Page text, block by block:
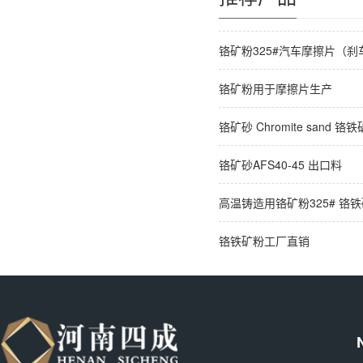
铬矿粉325#汽车摩擦片（刹
铬矿粉用于摩擦片生产
铬矿砂 Chromite sand 铬铁
铬矿砂AFS40-45 出口料
高温铸造用铬矿粉325# 铬
铬铁矿粉工厂直销